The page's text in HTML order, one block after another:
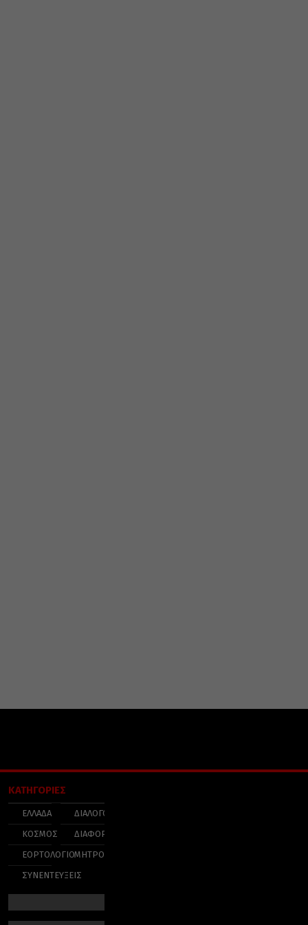
ΚΑΤΗΓΟΡΙΕΣ
ΕΛΛΑΔΑ
ΚΟΣΜΟΣ
ΕΟΡΤΟΛΟΓΙΟ
ΣΥΝΕΝΤΕΥΞΕΙΣ
ΔΙΑΛΟΓΟΣ
ΔΙΑΦΟΡΑ
ΜΗΤΡΟΠΟΛΕΙΣ